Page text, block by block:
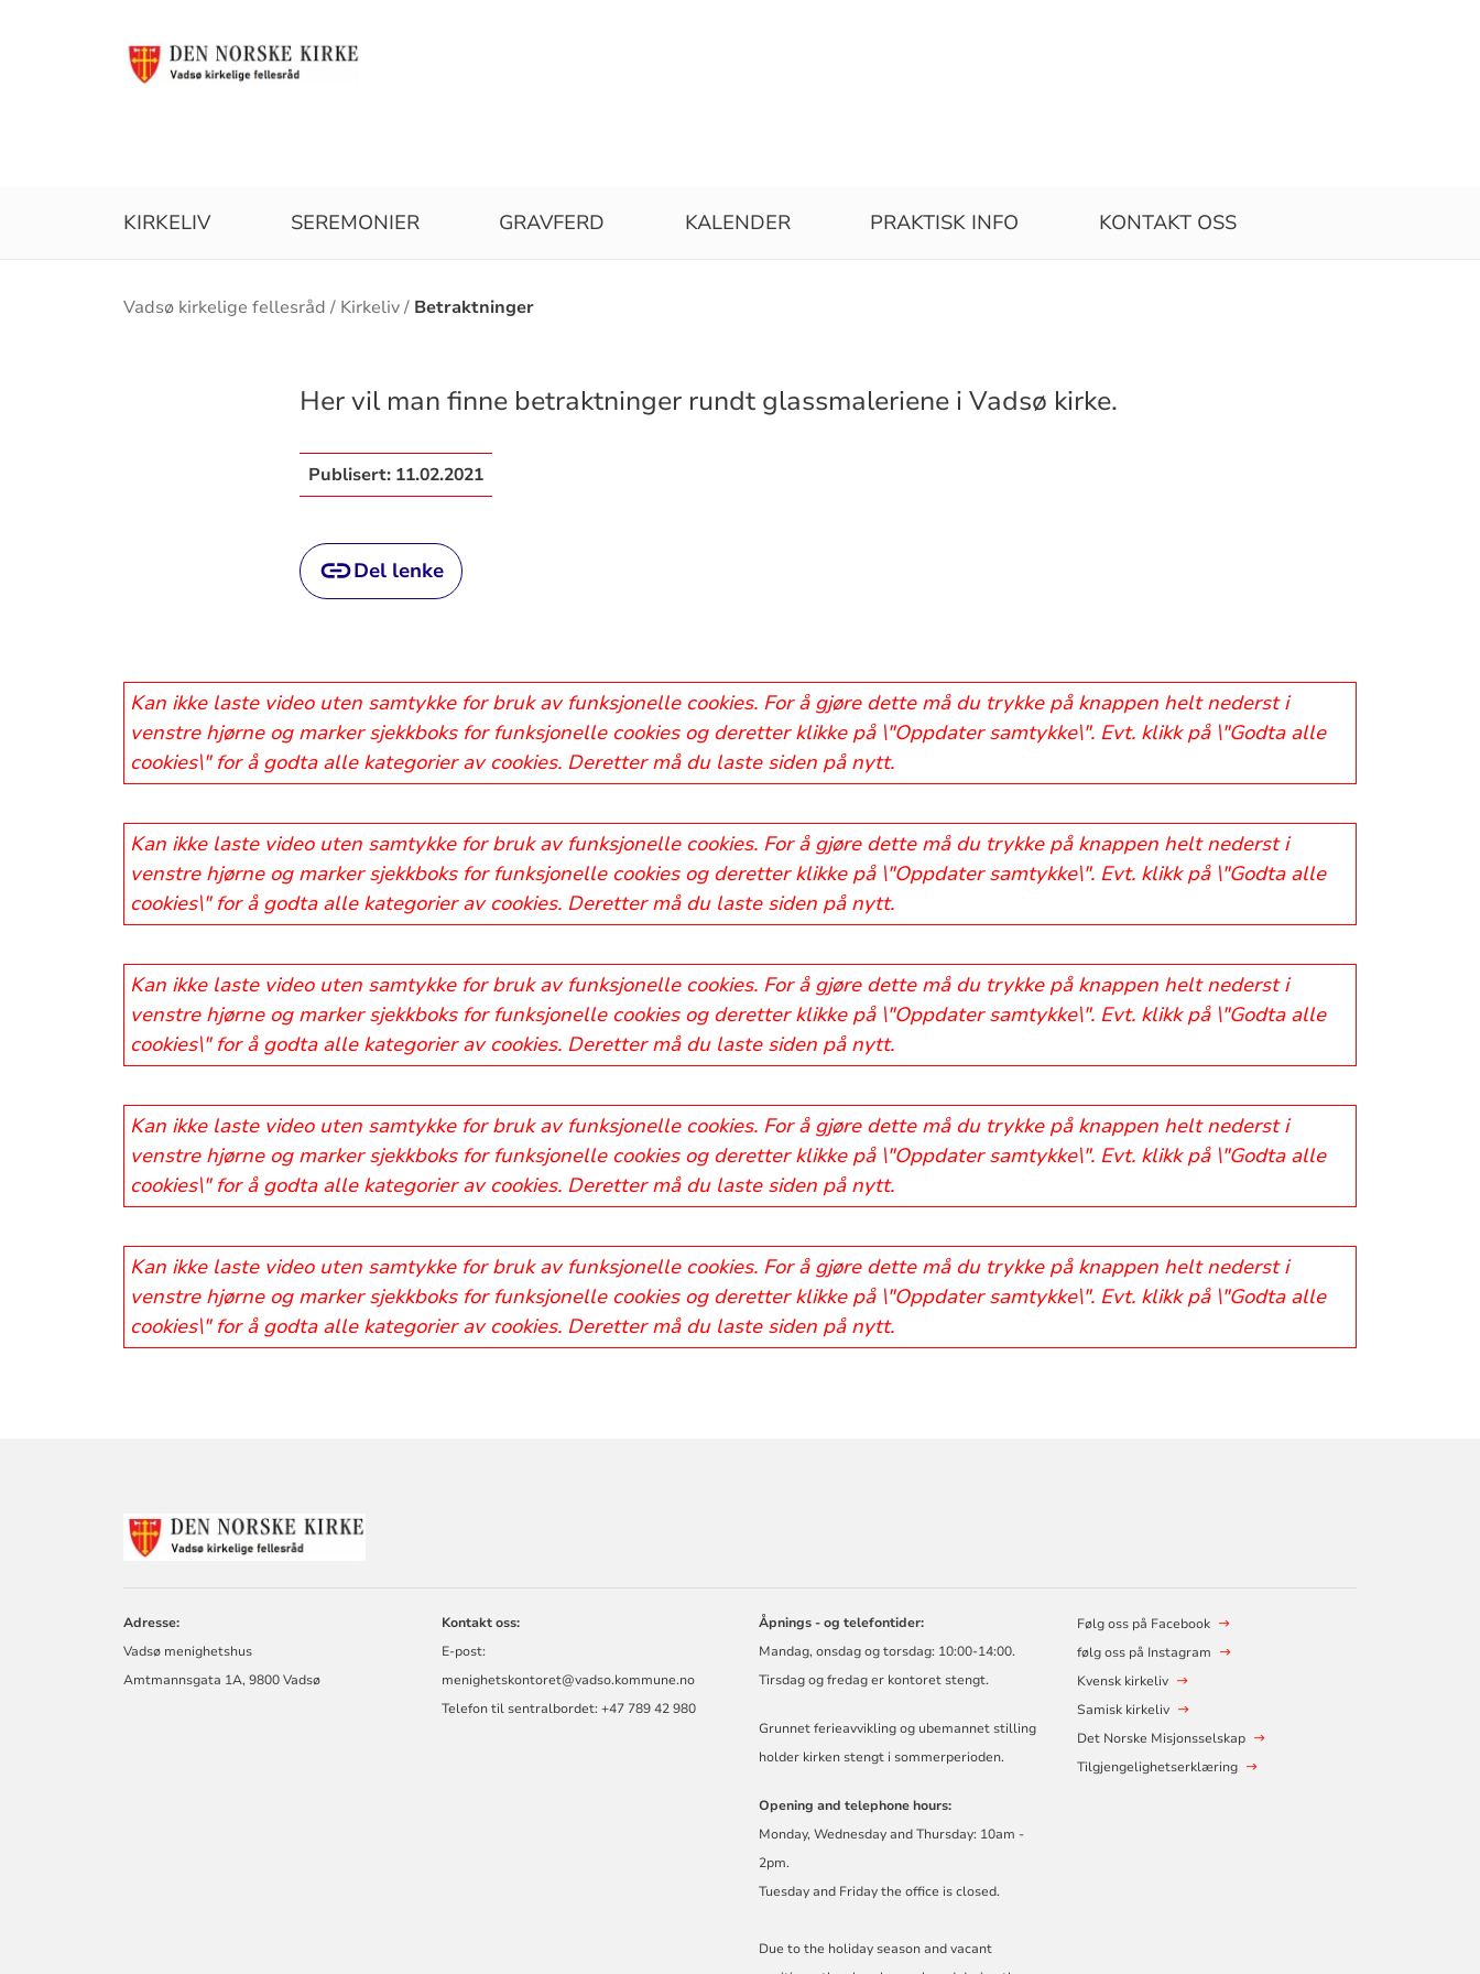
KIRKELIV SEREMONIER GRAVFERD KALENDER PRAKTISK INFO KONTAKT OSS
Brødsmulesti
Vadsø kirkelige fellesråd Kirkeliv Betraktninger
Her vil man finne betraktninger rundt glassmaleriene i Vadsø kirke.
Publisert: 11.02.2021
Del lenke
Kan ikke laste video uten samtykke for bruk av funksjonelle cookies. For å gjøre dette må du trykke på knappen helt nederst i
venstre hjørne og marker sjekkboks for funksjonelle cookies og deretter klikke på \"Oppdater samtykke\". Evt. klikk på \"Godta alle
cookies\" for å godta alle kategorier av cookies. Deretter må du laste siden på nytt.
Kan ikke laste video uten samtykke for bruk av funksjonelle cookies. For å gjøre dette må du trykke på knappen helt nederst i
venstre hjørne og marker sjekkboks for funksjonelle cookies og deretter klikke på \"Oppdater samtykke\". Evt. klikk på \"Godta alle
cookies\" for å godta alle kategorier av cookies. Deretter må du laste siden på nytt.
Kan ikke laste video uten samtykke for bruk av funksjonelle cookies. For å gjøre dette må du trykke på knappen helt nederst i
venstre hjørne og marker sjekkboks for funksjonelle cookies og deretter klikke på \"Oppdater samtykke\". Evt. klikk på \"Godta alle
cookies\" for å godta alle kategorier av cookies. Deretter må du laste siden på nytt.
Kan ikke laste video uten samtykke for bruk av funksjonelle cookies. For å gjøre dette må du trykke på knappen helt nederst i
venstre hjørne og marker sjekkboks for funksjonelle cookies og deretter klikke på \"Oppdater samtykke\". Evt. klikk på \"Godta alle
cookies\" for å godta alle kategorier av cookies. Deretter må du laste siden på nytt.
Kan ikke laste video uten samtykke for bruk av funksjonelle cookies. For å gjøre dette må du trykke på knappen helt nederst i
venstre hjørne og marker sjekkboks for funksjonelle cookies og deretter klikke på \"Oppdater samtykke\". Evt. klikk på \"Godta alle
cookies\" for å godta alle kategorier av cookies. Deretter må du laste siden på nytt.
Adresse:
Vadsø menighetshus
Amtmannsgata 1A, 9800 Vadsø
Kontakt oss:
E-post:
menighetskontoret@vadso.kommune.no
Telefon til sentralbordet: +47 789 42 980
Åpnings - og telefontider:
Mandag, onsdag og torsdag: 10:00-14:00.
Tirsdag og fredag er kontoret stengt.
Grunnet ferieavvikling og ubemannet stilling
holder kirken stengt i sommerperioden.
Opening and telephone hours:
Monday, Wednesday and Thursday: 10am -
2pm.
Tuesday and Friday the office is closed.
Due to the holiday season and vacant
Følg oss på Facebook
følg oss på Instagram
Kvensk kirkeliv
Samisk kirkeliv
Det Norske Misjonsselskap
Tilgjengelighetserklæring